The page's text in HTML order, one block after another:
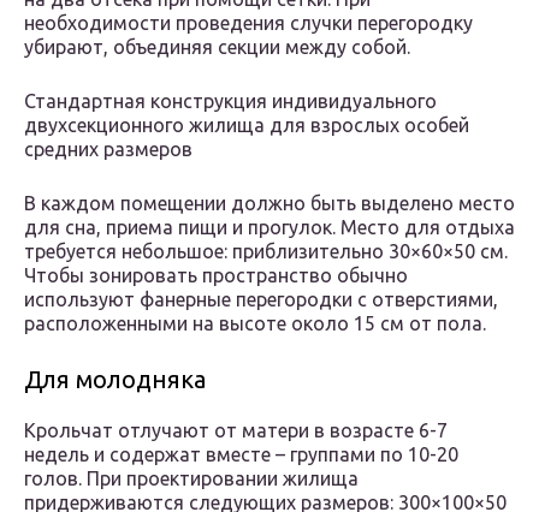
необходимости проведения случки перегородку
убирают, объединяя секции между собой.
Стандартная конструкция индивидуального
двухсекционного жилища для взрослых особей
средних размеров
В каждом помещении должно быть выделено место
для сна, приема пищи и прогулок. Место для отдыха
требуется небольшое: приблизительно 30×60×50 см.
Чтобы зонировать пространство обычно
используют фанерные перегородки с отверстиями,
расположенными на высоте около 15 см от пола.
Для молодняка
Крольчат отлучают от матери в возрасте 6-7
недель и содержат вместе – группами по 10-20
голов. При проектировании жилища
придерживаются следующих размеров: 300×100×50